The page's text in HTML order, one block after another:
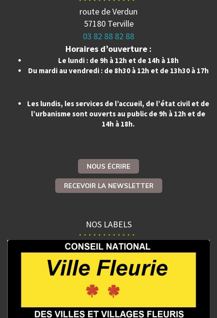
route de Verdun
57180 Terville
03 82 88 82 88
Horaires d’ouverture :
Le lundi : de 9h à 12h et de 14h à 18h
Du mardi au vendredi : de 8h30 à 12h et de 13h30 à 17h
Les lundis, les services de l’accueil, de l’état civil et de
l’urbanisme sont ouverts au public de 9h à 12h et de
14h à 18h.
NOUS ÉCRIRE
RECEVOIR LA NEWSLETTER
NOS LABELS